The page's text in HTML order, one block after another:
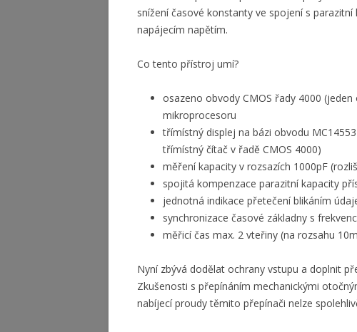
snížení časové konstanty ve spojení s
napájecím napětím.
Co tento přístroj umí?
osazeno obvody CMOS řady 4000
mikroprocesoru
třímístný displej na bázi obvodu
třímístný čítač v řadě CMOS 4000)
měření kapacity v rozsazích 1000pF
spojitá kompenzace parazitní kapacity
jednotná indikace přetečení blikáním
synchronizace časové základny s
měřicí čas max. 2 vteřiny (na rozsahu
Nyní zbývá dodělat ochrany vstupu a doplnit
Zkušenosti s přepínáním mechanickými
nabíjecí proudy těmito přepínači nelze